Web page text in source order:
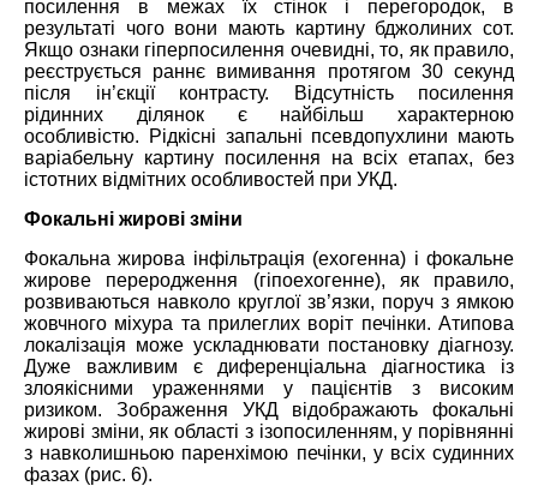
посилення в межах їх стінок і перегородок, в
результаті чого вони мають картину бджолиних сот.
Якщо ознаки гіперпосилення очевидні, то, як правило,
реєструється раннє вимивання протягом 30 секунд
після ін’єкції контрасту. Відсутність посилення
рідинних ділянок є найбільш характерною
особливістю. Рідкісні запальні псевдопухлини мають
варіабельну картину посилення на всіх етапах, без
істотних відмітних особливостей при УКД.
Фокальні жирові зміни
Фокальна жирова інфільтрація (ехогенна) і фокальне
жирове переродження (гіпоехогенне), як правило,
розвиваються навколо круглої зв’язки, поруч з ямкою
жовчного міхура та прилеглих воріт печінки. Атипова
локалізація може ускладнювати постановку діагнозу.
Дуже важливим є диференціальна діагностика із
злоякісними ураженнями у пацієнтів з високим
ризиком. Зображення УКД відображають фокальні
жирові зміни, як області з ізопосиленням, у порівнянні
з навколишньою паренхімою печінки, у всіх судинних
фазах (рис. 6).